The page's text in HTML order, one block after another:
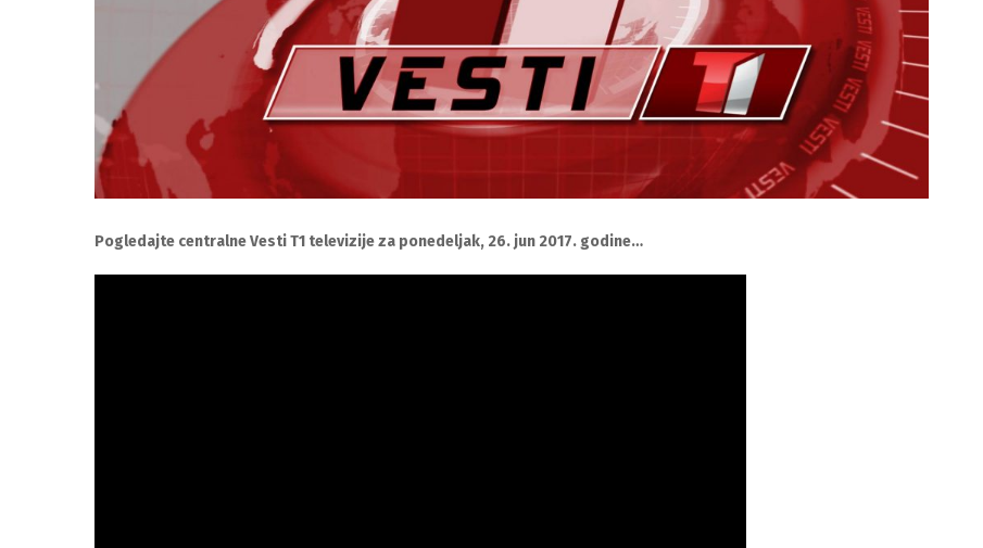
Pogledajte centralne Vesti T1 televizije za ponedeljak, 26. jun 2017. godine…